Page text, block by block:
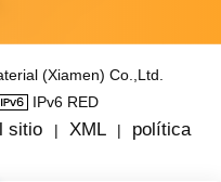
(Xiamen) Co.,Ltd.
IPv6 RED
sitio | XML |
política